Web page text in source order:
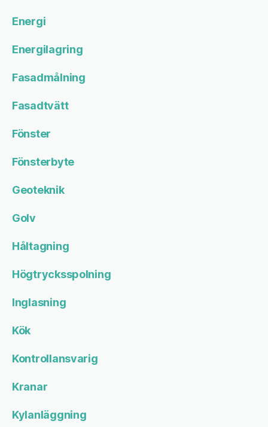
Energi
Energilagring
Fasadmålning
Fasadtvätt
Fönster
Fönsterbyte
Geoteknik
Golv
Håltagning
Högtrycksspolning
Inglasning
Kök
Kontrollansvarig
Kranar
Kylanläggning